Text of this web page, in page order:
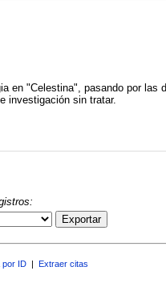
en "Celestina", pasando por
investigación sin tratar.
Exportar
por ID Extraer citas